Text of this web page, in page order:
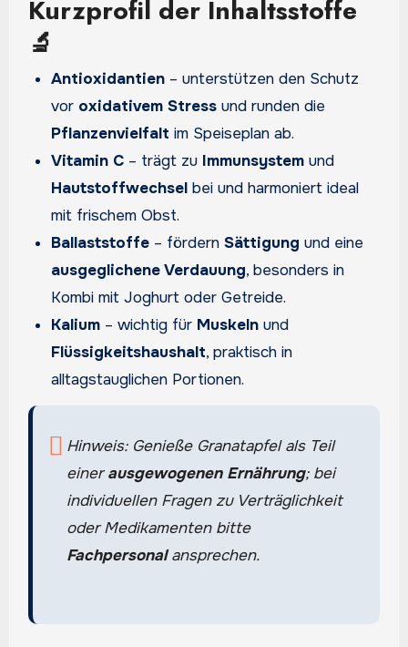
Kurzprofil der Inhaltsstoffe
🔬
Antioxidantien – unterstützen den Schutz
vor oxidativem Stress und runden die
Pflanzenvielfalt im Speiseplan ab.
Vitamin C – trägt zu Immunsystem und
Hautstoffwechsel bei und harmoniert ideal
mit frischem Obst.
Ballaststoffe – fördernSättigung und eine
ausgeglichene Verdauung, besonders in
Kombi mit Joghurt oder Getreide.
Kalium – wichtig für Muskeln und
Flüssigkeitshaushalt, praktisch in
alltagstauglichen Portionen.
Hinweis: Genieße Granatapfel als Teil
einerausgewogenen Ernährung; bei
individuellen Fragen zu Verträglichkeit
oder Medikamenten bitte
Fachpersonalansprechen.